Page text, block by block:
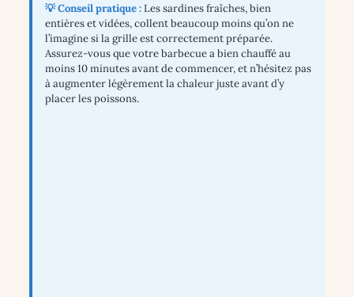
💡 Conseil pratique :Les sardines fraîches, bien
entières et vidées, collent beaucoup moins qu’on ne
l’imagine si la grille est correctement préparée.
Assurez-vous que votre barbecue a bien chauffé au
moins 10 minutes avant de commencer, et n’hésitez pas
à augmenter légèrement la chaleur juste avant d’y
placer les poissons.